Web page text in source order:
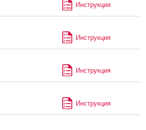
Инструкция
Инструкция
Инструкция
Инструкция